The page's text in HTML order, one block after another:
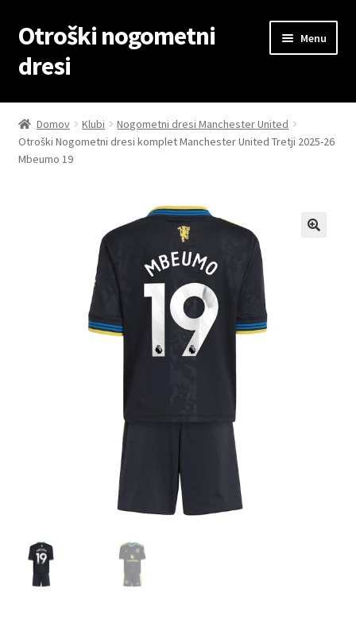
Skip
to
navigation
Skip
to
content
Otroški nogometni
dresi
Menu
Domov
Blog
Domov Klubi
Nogometni dresi Manchester United
Otroški Nogometni dresi komplet Manchester United Tretji 2025-26
Mbeumo 19